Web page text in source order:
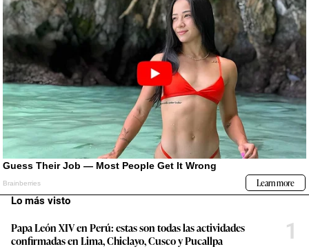
Lo más visto
Papa León XIV en Perú: estas son todas las actividades
confirmadas en Lima, Chiclayo, Cusco y Pucallpa
1